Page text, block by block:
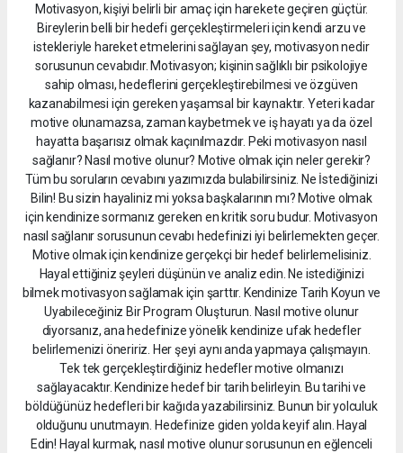
Motivasyon, kişiyi belirli bir amaç için harekete geçiren güçtür.
Bireylerin belli bir hedefi gerçekleştirmeleri için kendi arzu ve
istekleriyle hareket etmelerini sağlayan şey, motivasyon nedir
sorusunun cevabıdır. Motivasyon; kişinin sağlıklı bir psikolojiye
sahip olması, hedeflerini gerçekleştirebilmesi ve özgüven
kazanabilmesi için gereken yaşamsal bir kaynaktır. Yeteri kadar
motive olunamazsa, zaman kaybetmek ve iş hayatı ya da özel
hayatta başarısız olmak kaçınılmazdır. Peki motivasyon nasıl
sağlanır? Nasıl motive olunur? Motive olmak için neler gerekir?
Tüm bu soruların cevabını yazımızda bulabilirsiniz. Ne İstediğinizi
Bilin! Bu sizin hayaliniz mi yoksa başkalarının mı? Motive olmak
için kendinize sormanız gereken en kritik soru budur. Motivasyon
nasıl sağlanır sorusunun cevabı hedefinizi iyi belirlemekten geçer.
Motive olmak için kendinize gerçekçi bir hedef belirlemelisiniz.
Hayal ettiğiniz şeyleri düşünün ve analiz edin. Ne istediğinizi
bilmek motivasyon sağlamak için şarttır. Kendinize Tarih Koyun ve
Uyabileceğiniz Bir Program Oluşturun. Nasıl motive olunur
diyorsanız, ana hedefinize yönelik kendinize ufak hedefler
belirlemenizi öneririz. Her şeyi aynı anda yapmaya çalışmayın.
Tek tek gerçekleştirdiğiniz hedefler motive olmanızı
sağlayacaktır. Kendinize hedef bir tarih belirleyin. Bu tarihi ve
böldüğünüz hedefleri bir kağıda yazabilirsiniz. Bunun bir yolculuk
olduğunu unutmayın. Hedefinize giden yolda keyif alın. Hayal
Edin! Hayal kurmak, nasıl motive olunur sorusunun en eğlenceli